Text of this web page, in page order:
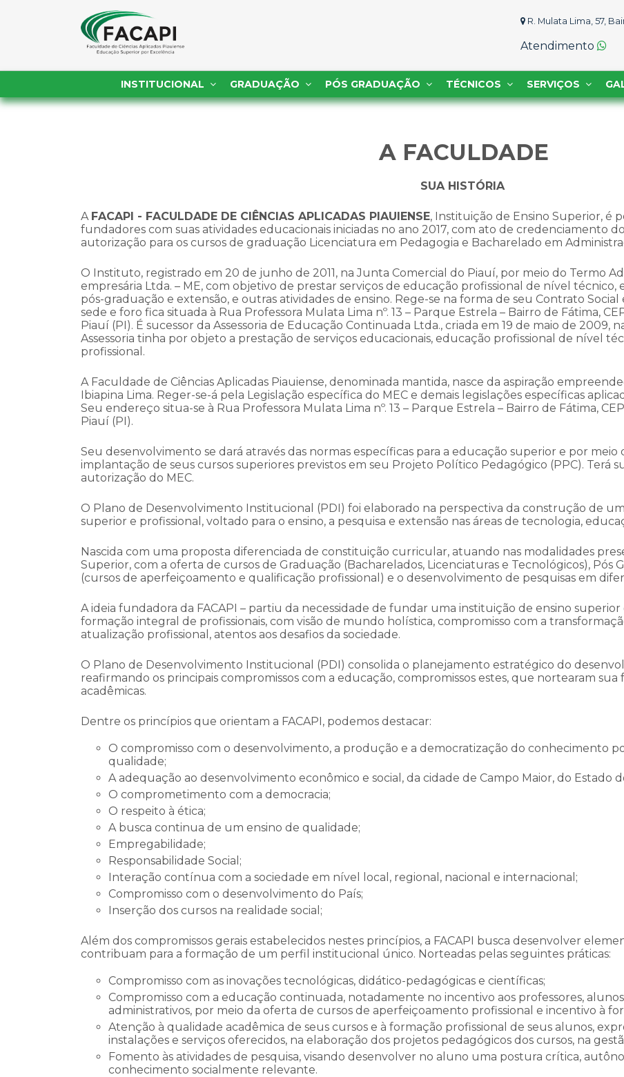
R. Mulata Lima, 57,
Atendimento
INSTITUCIONAL GRADUAÇÃO PÓS GRADUAÇÃO TÉCNICOS SERVIÇOS
A FACULDADE
SUA HISTÓRIA
A FACAPI - FACULDADE DE CIÊNCIAS APLICADAS PIAUIENSE, Instituição de Ensino Superior, é
fundadores com suas atividades educacionais iniciadas no ano 2017, com ato de credenciamento
autorização para os cursos de graduação Licenciatura em Pedagogia e Bacharelado em
O Instituto, registrado em 20 de junho de 2011, na Junta Comercial do Piauí, por meio do Termo
empresária Ltda. – ME, com objetivo de prestar serviços de educação profissional de nível
pós-graduação e extensão, e outras atividades de ensino. Rege-se na forma de seu Contrato
sede e foro fica situada à Rua Professora Mulata Lima nº. 13 – Parque Estrela – Bairro de Fátima,
Piauí (PI). É sucessor da Assessoria de Educação Continuada Ltda., criada em 19 de maio de 2009,
Assessoria tinha por objeto a prestação de serviços educacionais, educação profissional de nível
profissional.
A Faculdade de Ciências Aplicadas Piauiense, denominada mantida, nasce da aspiração
Ibiapina Lima. Reger-se-á pela Legislação específica do MEC e demais legislações específicas
Seu endereço situa-se à Rua Professora Mulata Lima nº. 13 – Parque Estrela – Bairro de Fátima,
Piauí (PI).
Seu desenvolvimento se dará através das normas específicas para a educação superior e por meio
implantação de seus cursos superiores previstos em seu Projeto Político Pedagógico (PPC). Terá
autorização do MEC.
O Plano de Desenvolvimento Institucional (PDI) foi elaborado na perspectiva da construção de
superior e profissional, voltado para o ensino, a pesquisa e extensão nas áreas de tecnologia,
Nascida com uma proposta diferenciada de constituição curricular, atuando nas modalidades
Superior, com a oferta de cursos de Graduação (Bacharelados, Licenciaturas e Tecnológicos), Pós
(cursos de aperfeiçoamento e qualificação profissional) e o desenvolvimento de pesquisas em
A ideia fundadora da FACAPI – partiu da necessidade de fundar uma instituição de ensino
formação integral de profissionais, com visão de mundo holística, compromisso com a
atualização profissional, atentos aos desafios da sociedade.
O Plano de Desenvolvimento Institucional (PDI) consolida o planejamento estratégico do
reafirmando os principais compromissos com a educação, compromissos estes, que nortearam
acadêmicas.
Dentre os princípios que orientam a FACAPI, podemos destacar:
O compromisso com o desenvolvimento, a produção e a democratização do conhecimento
qualidade;
A adequação ao desenvolvimento econômico e social, da cidade de Campo Maior, do Estado
O comprometimento com a democracia;
O respeito à ética;
A busca continua de um ensino de qualidade;
Empregabilidade;
Responsabilidade Social;
Interação contínua com a sociedade em nível local, regional, nacional e internacional;
Compromisso com o desenvolvimento do País;
Inserção dos cursos na realidade social;
Além dos compromissos gerais estabelecidos nestes princípios, a FACAPI busca desenvolver
contribuam para a formação de um perfil institucional único. Norteadas pelas seguintes práticas:
Compromisso com as inovações tecnológicas, didático-pedagógicas e científicas;
Compromisso com a educação continuada, notadamente no incentivo aos professores,
administrativos, por meio da oferta de cursos de aperfeiçoamento profissional e incentivo à
Atenção à qualidade acadêmica de seus cursos e à formação profissional de seus alunos,
instalações e serviços oferecidos, na elaboração dos projetos pedagógicos dos cursos, na
Fomento às atividades de pesquisa, visando desenvolver no aluno uma postura crítica,
conhecimento socialmente relevante.